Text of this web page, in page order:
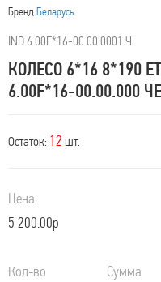
БрендБеларусь
IND.6.00F*16-00.00.0001.Ч
КОЛЕСО 6*16 8*190
6.00F*16-00.00.000
Остаток: 12 шт.
Цена:
5 200.00р
Кол-во Сумма